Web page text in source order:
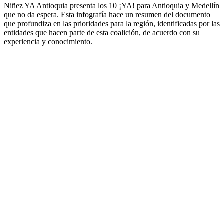
Niñez YA Antioquia presenta los 10 ¡YA! para Antioquia y Medellín
que no da espera. Esta infografía hace un resumen del documento
que profundiza en las prioridades para la región, identificadas por las
entidades que hacen parte de esta coalición, de acuerdo con su
experiencia y conocimiento.